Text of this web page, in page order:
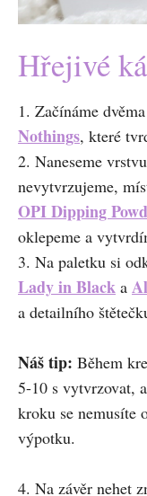
Hřejivé
1. Začínáme
Nothings, které
2. Naneseme vrstvu
nevytvrzujeme,
OPI Dipping
oklepeme a
3. Na paletku si
Lady in Black a
a detailního
Náš tip: Během
5-10 s vytvrzovat,
kroku se nemusíte
výpotku.
4. Na závěr nehet